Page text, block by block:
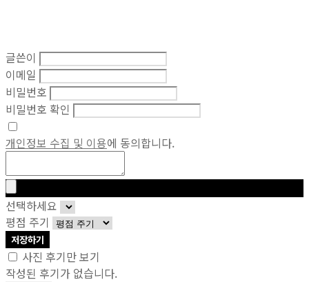
글쓴이
이메일
비밀번호
비밀번호 확인
개인정보 수집 및 이용에 동의합니다.
선택하세요
평점 주기
저장하기
사진 후기만 보기
작성된 후기가 없습니다.